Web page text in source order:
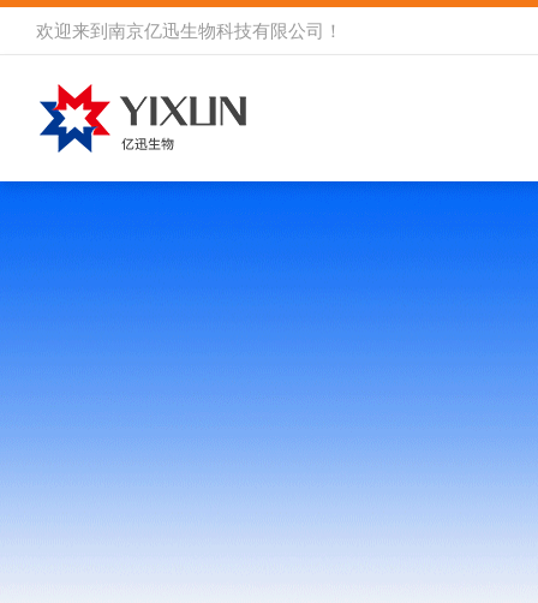
欢迎来到 南京亿迅生物科技有限公司 ！